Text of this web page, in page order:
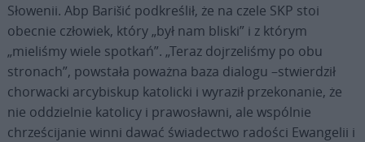
Słowenii. Abp Barišić podkreślił, że na czele SKP stoi
obecnie człowiek, który „był nam bliski” i z którym
„mieliśmy wiele spotkań”. „Teraz dojrzeliśmy po obu
stronach”, powstała poważna baza dialogu –stwierdził
chorwacki arcybiskup katolicki i wyraził przekonanie, że
nie oddzielnie katolicy i prawosławni, ale wspólnie
chrześcijanie winni dawać świadectwo radości Ewangelii i